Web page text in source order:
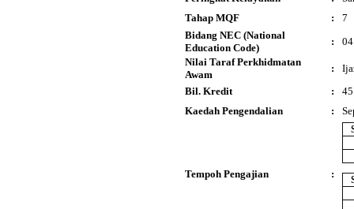
Tahap MQF
:
7
Bidang NEC (National
Education Code)
:
Nilai Taraf Perkhidmatan
Awam
:
Bil. Kredit
:
45
Kaedah Pengendalian
:
Tempoh Pengajian :